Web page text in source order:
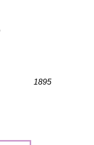
1895